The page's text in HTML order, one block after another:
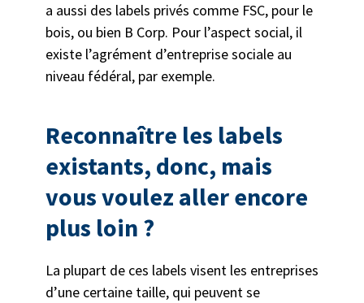
a aussi des labels privés comme FSC, pour le
bois, ou bien B Corp. Pour l’aspect social, il
existe l’agrément d’entreprise sociale au
niveau fédéral, par exemple.
Reconnaître les labels
existants, donc, mais
vous voulez aller encore
plus loin ?
La plupart de ces labels visent les entreprises
d’une certaine taille, qui peuvent se